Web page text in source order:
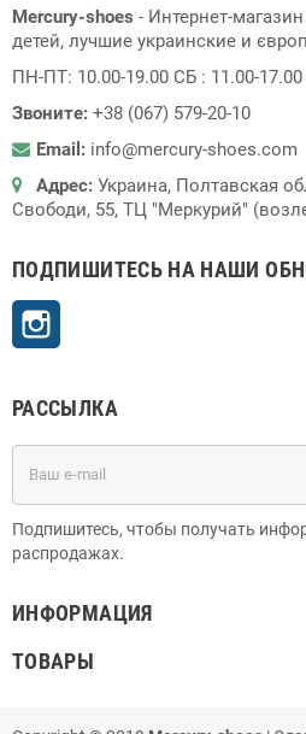
Mercury-shoes - Интернет-
детей, лучшие украинские и
ПН-ПТ: 10.00-19.00 СБ : 11.00-17.00
Звоните: +38 (067) 579-20-10
Email: info@mercury-shoes.com
Адрес: Украина, Полтавская
Свободи, 55, ТЦ "Меркурий"
ПОДПИШИТЕСЬ НА НАШИ
РАССЫЛКА
Подпишитесь, чтобы получать
распродажах.
ИНФОРМАЦИЯ
ТОВАРЫ